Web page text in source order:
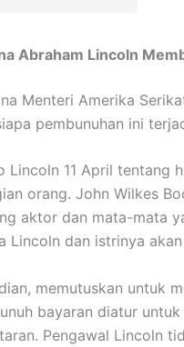
Abraham Lincoln
Menteri Amerika
pembunuhan ini
Lincoln 11 April tentang
orang. John Wilkes
aktor dan mata-mata
Lincoln dan istrinya
memutuskan untuk
bayaran diatur
Pengawal Lincoln